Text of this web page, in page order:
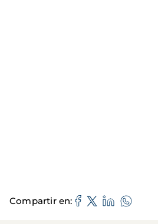
Compartir en